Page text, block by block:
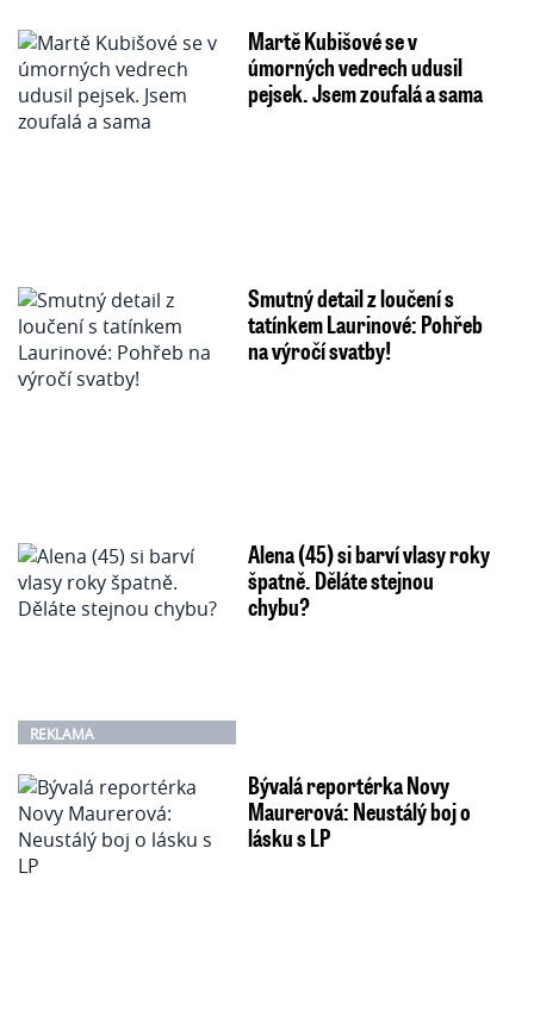
Martě Kubišové se v
úmorných vedrech udusil
pejsek. Jsem zoufalá a sama
Smutný detail z loučení s
tatínkem Laurinové: Pohřeb
na výročí svatby!
REKLAMA
Alena (45) si barví vlasy roky
špatně. Děláte stejnou
chybu?
Bývalá reportérka Novy
Maurerová: Neustálý boj o
lásku s LP